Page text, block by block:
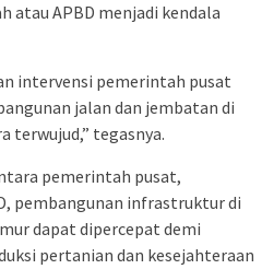
atau APBD menjadi kendala
intervensi pemerintah pusat
jalan dan jembatan di
terwujud,” tegasnya.
pemerintah pusat,
pembangunan infrastruktur di
dapat dipercepat demi
pertanian dan kesejahteraan